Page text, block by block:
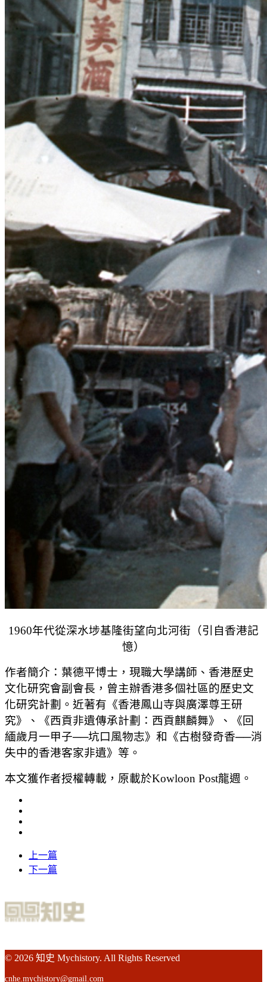
1960年代從深水埗基隆街望向北河街（引自香港記
憶）
作者簡介：葉德平博士，現職大學講師、香港歷史
文化研究會副會長，曾主辦香港多個社區的歷史文
化研究計劃。近著有《香港鳳山寺與廣澤尊王研
究》、《西貢非遺傳承計劃：西貢麒麟舞》、《回
緬歲月一甲子──坑口風物志》和《古樹發奇香──消
失中的香港客家非遺》等。
本文獲作者授權轉載，原載於Kowloon Post龍週。
上一篇
下一篇
© 2026 知史 Mychistory. All Rights Reserved
cnhe.mychistory@gmail.com